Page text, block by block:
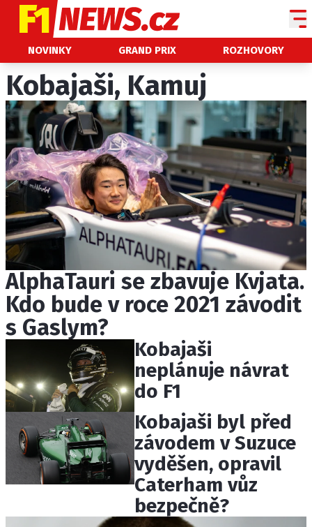
NOVINKY GRAND PRIX ROZHOVORY
NOVINKY
GRAND PRIX
PADDOCK LINE
TECHNIKA
HISTORIE GP
PROFILY JEZDCŮ
PROFILY TÝMŮ
ROZHOVORY
OSTATNÍ
SLEDUJTE NÁS NA|
KONTAKT
VYDAVATEL
INZERCE
OSOBNÍ ÚDAJE / COOKIES
Provozovatelem serveru F1NEWS.cz je
INCORP MEDIA GROUP s.r.o., IČ: 118 23 054
Kobajaši, Kamuj
AlphaTauri se zbavuje Kvjata.
Kdo bude v roce 2021 závodit
s Gaslym?
Kobajaši
neplánuje návrat
do F1
Kobajaši byl před
závodem v Suzuce
vyděšen, opravil
Caterham vůz
bezpečně?